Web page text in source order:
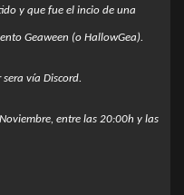
y que fue el incio de una
Geaween (o HallowGea).
vía Discord.
entre las 20:00h y las